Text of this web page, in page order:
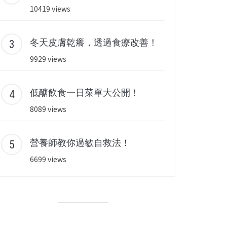
10419 views
冬天皮膚乾癢，透過食療改善！
9929 views
低醣飲食一日菜單大公開！
8089 views
營養師教你過敏自救法！
6699 views